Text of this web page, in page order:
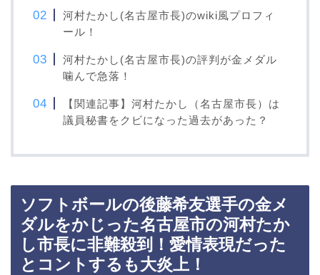
河村たかし(名古屋市長)のwiki風プロフィ
ール！
河村たかし(名古屋市長)の評判が金メダル
噛んで急落！
【関連記事】河村たかし（名古屋市長）は
議員秘書をクビになった過去があった？
ソフトボールの後藤希友選手の金メ
ダルをかじった名古屋市の河村たか
し市長に非難殺到！愛情表現だった
とコントするも大炎上！